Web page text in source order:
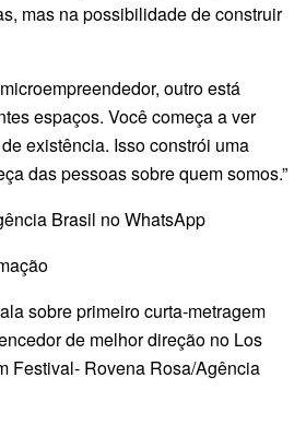
mas na possibilidade de construir
outro está
espaços. Você começa a ver
existência. Isso constrói uma
das pessoas sobre quem somos.”
Brasil no WhatsApp
sobre primeiro curta-metragem
de melhor direção no Los
Festival- Rovena Rosa/Agência